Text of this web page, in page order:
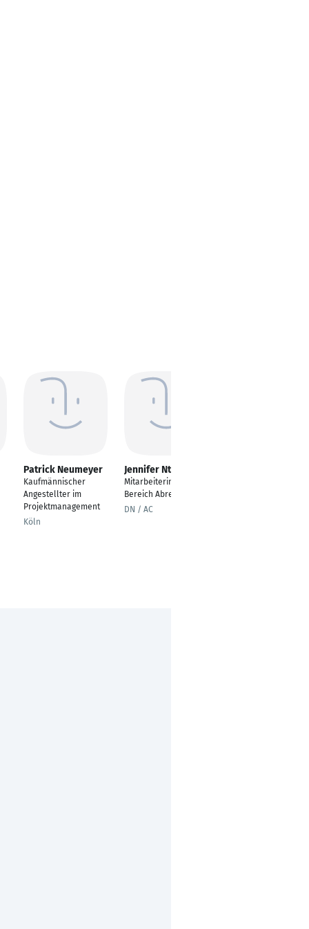
Patrick Neumeyer
Kaufmännischer
Angestellter im
Projektmanagement
Köln
Jennifer Ntouskas
Mitarbeiterin im
Bereich Abrechnung
DN / AC